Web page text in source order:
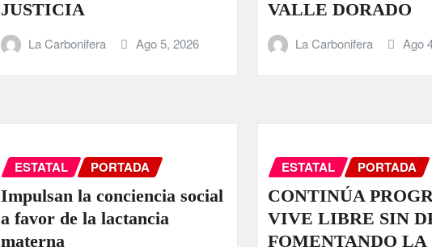
JUSTICIA
La Carbonifera Ago 5, 2026
VALLE DORADO
La Carbonifera Ago
ESTATAL PORTADA
Impulsan la conciencia social
a favor de la lactancia
materna
ESTATAL PORTADA
CONTINÚA
VIVE LIBRE SIN
FOMENTANDO LA